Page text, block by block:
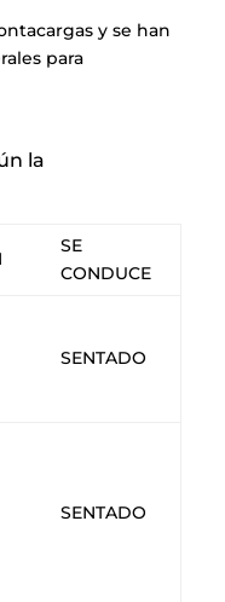
y se han
para
la
SE
CONDUCE
SENTADO
SENTADO